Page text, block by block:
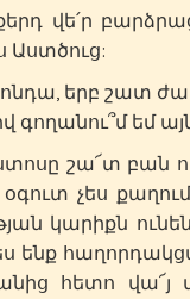
վե՛ր
Աստծուց:
երբ շատ
գողանու՞մ եմ
շա՜տ բան
օգուտ չես
կարիքն
ենք
հետո վա՜յ